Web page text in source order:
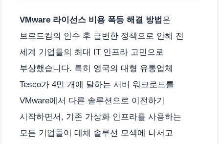
VMware 라이선스 비용 폭등 해결 방법 은
브로드컴의 인수 후 급변한 정책으로 인해 전
세계 기업들의 최대 IT 인프라 고민으로
부상했습니다. 특히 영국의 대형 유통업체
Tesco가 4만 개에 달하는 서버 워크로드를
VMware에서 다른 솔루션으로 이전하기
시작하면서, 기존 가상화 인프라를 사용하는
모든 기업들이 대체 솔루션 모색에 나서고